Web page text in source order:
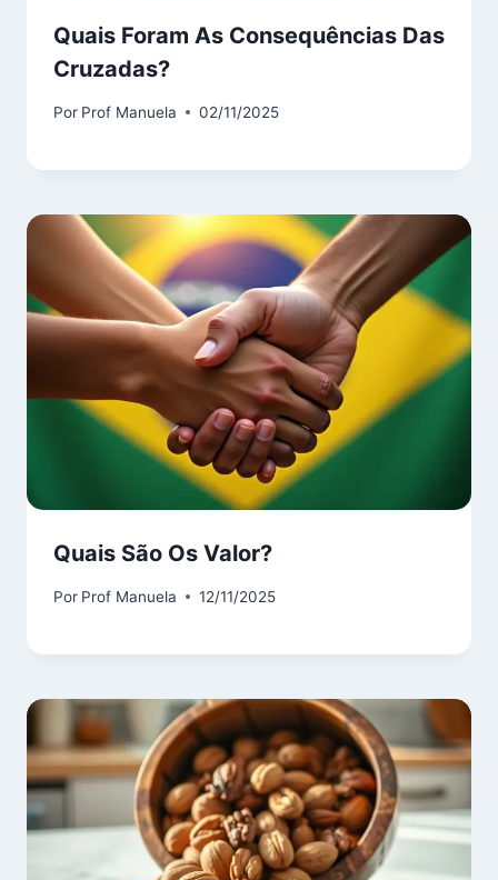
Quais Foram As Consequências Das
Cruzadas?
Por Prof Manuela 02/11/2025
Quais São Os Valor?
Por Prof Manuela 12/11/2025